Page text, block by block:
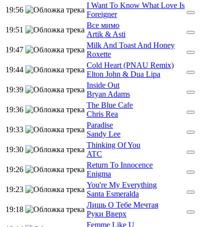
19:56
I Want To Know What Love Is
Foreigner
19:51
Все мимо
Artik & Asti
19:47
Milk And Toast And Honey
Roxette
19:44
Cold Heart (PNAU Remix)
Elton John & Dua Lipa
19:39
Inside Out
Bryan Adams
19:36
The Blue Cafe
Chris Rea
19:33
Paradise
Sandy Lee
19:30
Thinking Of You
ATC
19:26
Return To Innocence
Enigma
19:23
You're My Everything
Santa Esmeralda
19:18
Лишь О Тебе Мечтая
Руки Вверх
Femme Like U